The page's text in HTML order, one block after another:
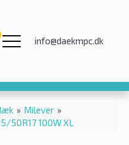
info@daekmpc.dk
» Milever »
50R17 100W XL